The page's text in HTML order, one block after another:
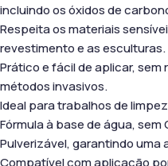
incluindo os óxidos de
Respeita os materiais
revestimento e as esculturas.
Prático e fácil de aplicar, sem
métodos invasivos.
Ideal para trabalhos de
Fórmula à base de água, sem
Pulverizável, garantindo
Compatível com aplicação